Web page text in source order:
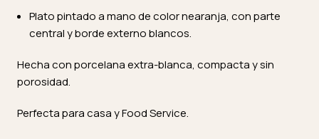
Plato pintado a mano de color nearanja, con parte
central y borde externo blancos.
Hecha con porcelana extra-blanca, compacta y sin
porosidad.
Perfecta para casa y Food Service.